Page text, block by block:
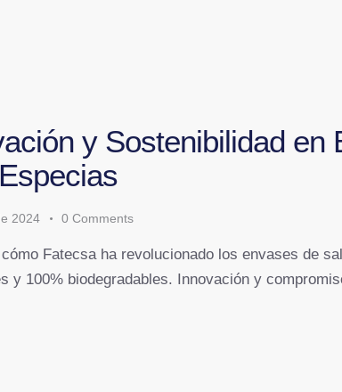
y Sostenibilidad en
2024 0 Comments
cómo Fatecsa ha revolucionado los envases de
y 100% biodegradables. Innovación y